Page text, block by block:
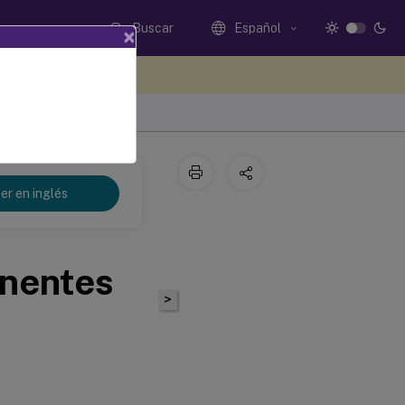
Buscar Español
en inglés
>
×